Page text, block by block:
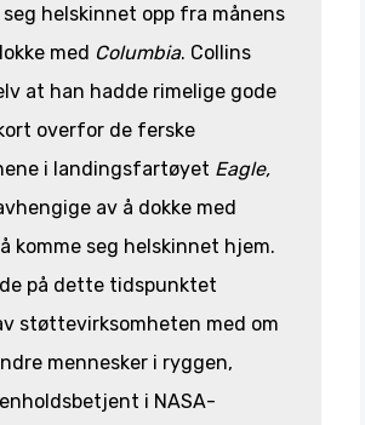
seg helskinnet opp fra månens
med Columbia. Collins
at han hadde rimelige gode
overfor de ferske
i landingsfartøyet Eagle,
av å dokke med
komme seg helskinnet hjem.
på dette tidspunktet
støttevirksomheten med om
mennesker i ryggen,
i NASA-